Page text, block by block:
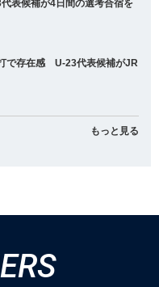
表候補が4日間の選考合宿を
で存在感 U-23代表候補がJR
もっと見る